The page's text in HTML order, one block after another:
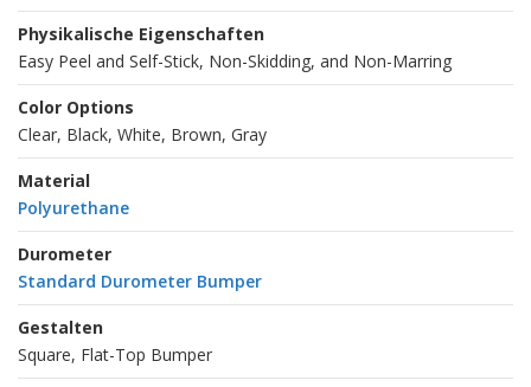
Physikalische Eigenschaften
Easy Peel and Self-Stick, Non-Skidding, and Non-Marring
Color Options
Clear, Black, White, Brown, Gray
Material
Polyurethane
Durometer
Standard Durometer Bumper
Gestalten
Square, Flat-Top Bumper